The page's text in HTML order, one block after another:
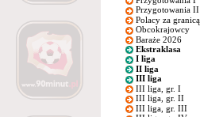
Przygotowania II
Polacy za granicą
Obcokrajowcy
Baraże 2026
Ekstraklasa
I liga
II liga
III liga
III liga, gr. I
III liga, gr. II
III liga, gr. III